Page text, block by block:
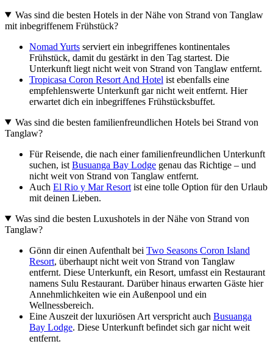
Was sind die besten Hotels in der Nähe von Strand von Tanglaw
mit inbegriffenem Frühstück?
Nomad Yurts serviert ein inbegriffenes kontinentales
Frühstück, damit du gestärkt in den Tag startest. Die
Unterkunft liegt nicht weit von Strand von Tanglaw entfernt.
Tropicasa Coron Resort And Hotel ist ebenfalls eine
empfehlenswerte Unterkunft gar nicht weit entfernt. Hier
erwartet dich ein inbegriffenes Frühstücksbuffet.
Was sind die besten familienfreundlichen Hotels bei Strand von
Tanglaw?
Für Reisende, die nach einer familienfreundlichen Unterkunft
suchen, ist Busuanga Bay Lodge genau das Richtige – und
nicht weit von Strand von Tanglaw entfernt.
Auch El Rio y Mar Resort ist eine tolle Option für den Urlaub
mit deinen Lieben.
Was sind die besten Luxushotels in der Nähe von Strand von
Tanglaw?
Gönn dir einen Aufenthalt bei Two Seasons Coron Island
Resort, überhaupt nicht weit von Strand von Tanglaw
entfernt. Diese Unterkunft, ein Resort, umfasst ein Restaurant
namens Sulu Restaurant. Darüber hinaus erwarten Gäste hier
Annehmlichkeiten wie ein Außenpool und ein
Wellnessbereich.
Eine Auszeit der luxuriösen Art verspricht auch Busuanga
Bay Lodge. Diese Unterkunft befindet sich gar nicht weit
entfernt.